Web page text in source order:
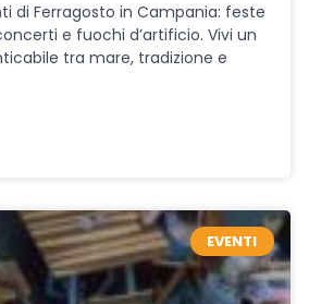
di Ferragosto in Campania: feste
e fuochi d’artificio. Vivi un
tra mare, tradizione e
EVENTI